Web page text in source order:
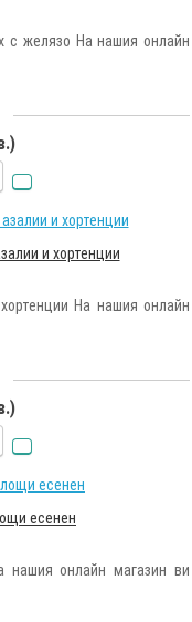
с желязо На нашия онлайн
и хортенции
На нашия онлайн
есенен
онлайн магазин ви